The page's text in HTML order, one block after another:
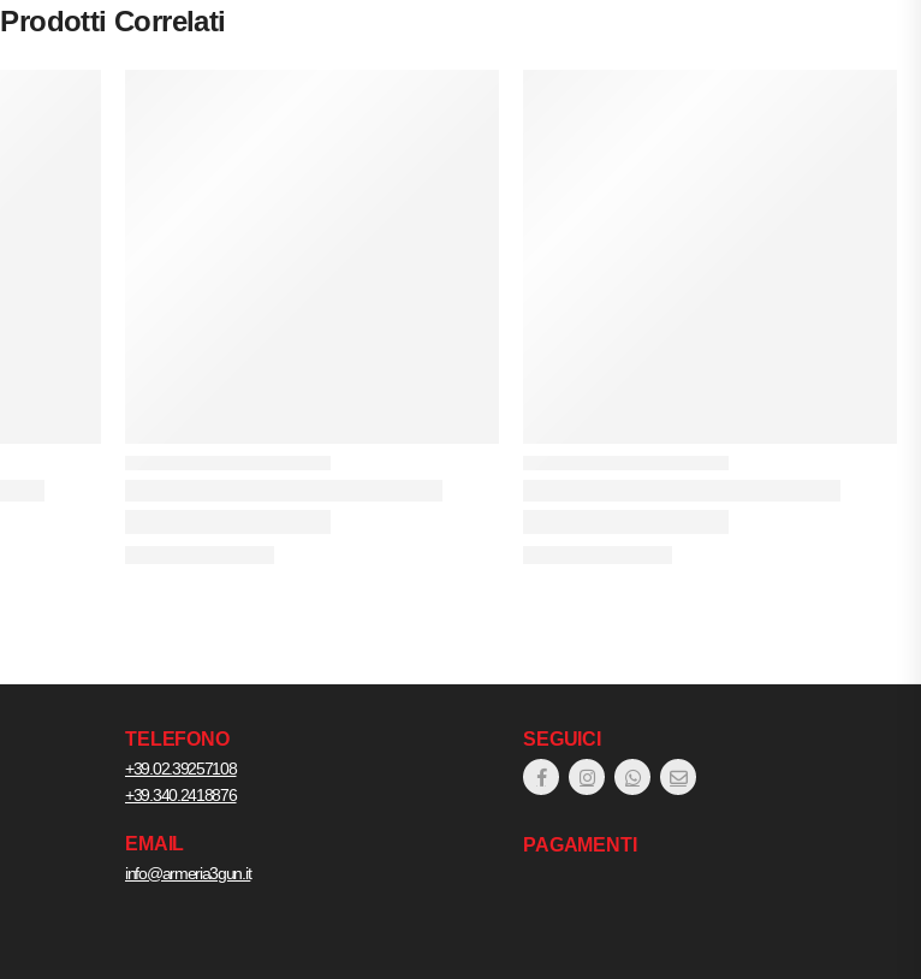
Prodotti Correlati
TELEFONO
+39.02.39257108
+39.340.2418876
EMAIL
info@armeria3gun.it
SEGUICI
PAGAMENTI